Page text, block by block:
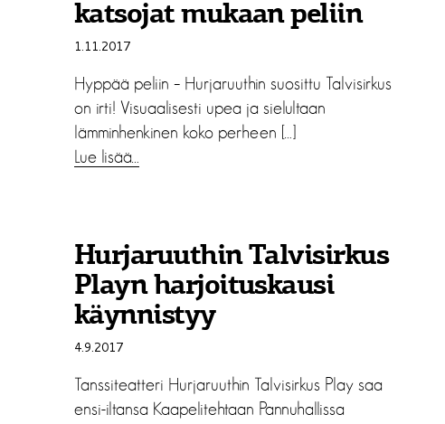
katsojat mukaan peliin
1.11.2017
Hyppää peliin – Hurjaruuthin suosittu Talvisirkus
on irti! Visuaalisesti upea ja sielultaan
lämminhenkinen koko perheen […]
Lue lisää…
Hurjaruuthin Talvisirkus
Playn harjoituskausi
käynnistyy
4.9.2017
Tanssiteatteri Hurjaruuthin Talvisirkus Play saa
ensi-iltansa Kaapelitehtaan Pannuhallissa